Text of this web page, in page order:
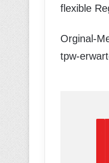
flexible
Orginal-
tpw-